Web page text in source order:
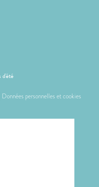
d'été
Données personnelles et cookies